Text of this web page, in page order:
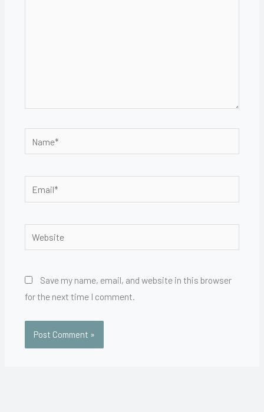
Save my name, email, and website in this browser
for the next time I comment.